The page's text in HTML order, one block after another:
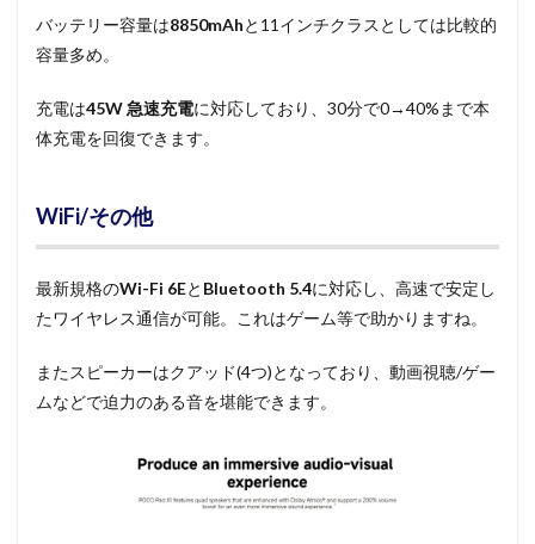
バッテリー容量は8850mAhと11インチクラスとしては比較的
容量多め。
充電は45W 急速充電に対応しており、30分で0→40%まで本
体充電を回復できます。
WiFi/その他
最新規格のWi-Fi 6Eと Bluetooth 5.4に対応し、高速で安定し
たワイヤレス通信が可能。これはゲーム等で助かりますね。
またスピーカーはクアッド(4つ)となっており、動画視聴/ゲー
ムなどで迫力のある音を堪能できます。